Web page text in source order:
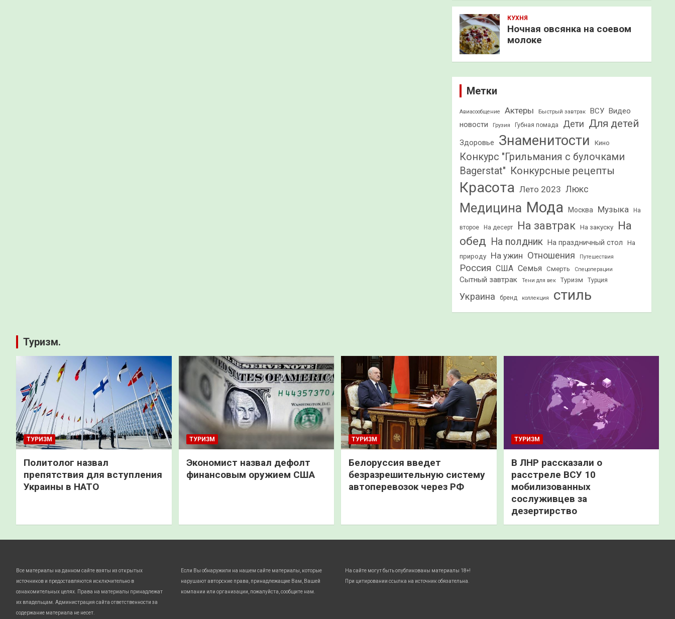
КУХНЯ
Ночная овсянка на соевом
молоке
Метки
Авиасообщение Актеры Быстрый завтрак ВСУ Видео
новости
Грузия Губная помада Дети Для детей
Здоровье Знаменитости Кино
Конкурс "Грильмания с булочками
Bagerstat" Конкурсные рецепты
Красота Лето 2023 Люкс
Медицина Мода Москва Музыка На
второе На десерт На завтрак На закуску
На
обед На полдник На праздничный стол
На
природу
На ужин Отношения Путешествия
Россия США Семья Смерть Спецоперации
Сытный завтрак Тени для век Туризм Турция
Украина бренд коллекция стиль
Туризм.
ТУРИЗМ
Политолог назвал
препятствия для вступления
Украины в НАТО
ТУРИЗМ
Экономист назвал дефолт
финансовым оружием США
ТУРИЗМ
Белоруссия введет
безразрешительную систему
автоперевозок через РФ
ТУРИЗМ
В ЛНР рассказали о
расстреле ВСУ 10
мобилизованных
сослуживцев за
дезертирство
Все материалы на данном сайте взяты из открытых
источников и предоставляются исключительно в
ознакомительных целях. Права на материалы принадлежат
их владельцам. Администрация сайта ответственности за
содержание материала не несет.
Если Вы обнаружили на нашем сайте материалы, которые
нарушают авторские права, принадлежащие Вам, Вашей
компании или организации, пожалуйста, сообщите нам.
На сайте могут быть опубликованы материалы 18+!
При цитировании ссылка на источник обязательна.